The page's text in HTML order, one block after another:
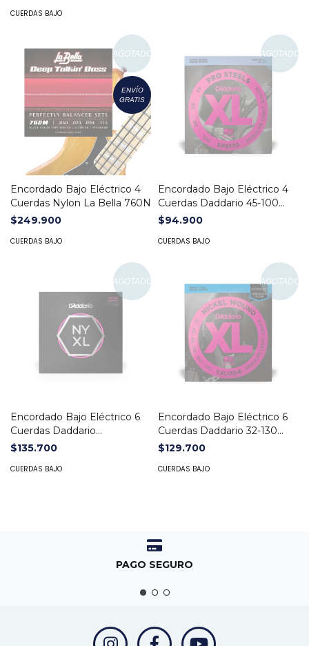
CUERDAS BAJO
AGOTADO
ENVÍO
GRATIS
Encordado Bajo Eléctrico 4
Cuerdas Nylon La Bella 760N
$249.900
CUERDAS BAJO
AGOTADO
Encordado Bajo Eléctrico 4
Cuerdas Daddario 45-100
EPS170
$94.900
CUERDAS BAJO
AGOTADO
Encordado Bajo Eléctrico 6
Cuerdas Daddario
NYXL32130
$135.700
CUERDAS BAJO
AGOTADO
Encordado Bajo Eléctrico 6
Cuerdas Daddario 32-130
EXL170-6
$129.700
CUERDAS BAJO
PAGO SEGURO